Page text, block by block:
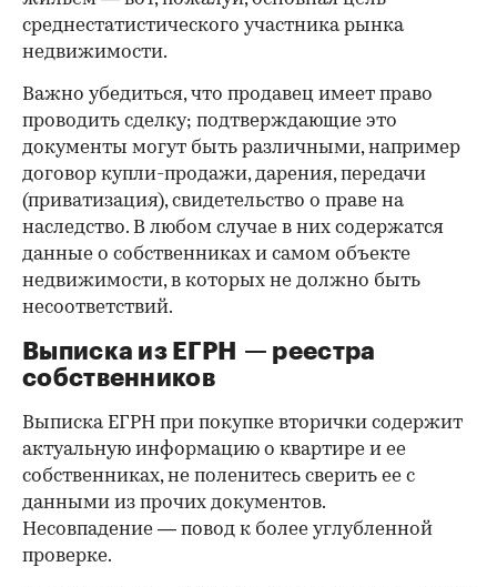
среднестатистического участника рынка
недвижимости.
Важно убедиться, что продавец имеет право
проводить сделку; подтверждающие это
документы могут быть различными, например
договор купли-продажи, дарения, передачи
(приватизация), свидетельство о праве на
наследство. В любом случае в них содержатся
данные о собственниках и самом объекте
недвижимости, в которых не должно быть
несоответствий.
Выписка из ЕГРН — реестра
собственников
Выписка ЕГРН при покупке вторички содержит
актуальную информацию о квартире и ее
собственниках, не поленитесь сверить ее с
данными из прочих документов.
Несовпадение — повод к более углубленной
проверке.